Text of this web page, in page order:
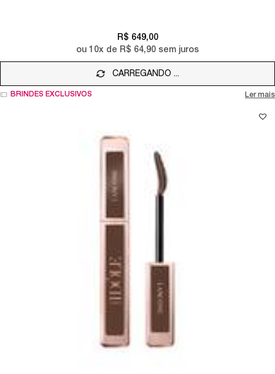
R$ 649,00
ou 10x de R$ 64,90 sem juros
CARREGANDO ...
BRINDES EXCLUSIVOS Ler mais